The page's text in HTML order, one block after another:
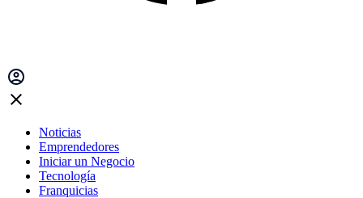
Noticias
Emprendedores
Iniciar un Negocio
Tecnología
Franquicias